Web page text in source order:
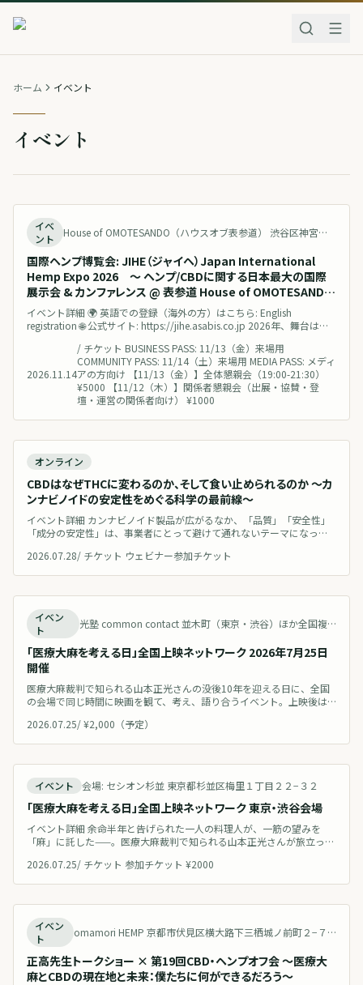
ホーム イベント
イベント
イベ
ント
House of OMOTESANDO（ハウスオブ表参道） 渋谷区神宮前５丁目３４−８ House of OMOTESANDO Japan 地図を見る
国際ヘンプ博覧会: JIHE（ジャイヘ）Japan International
Hemp Expo 2026 〜 ヘンプ/CBDに関する日本最大の国際
展示会 & カンファレンス @ 表参道 House of OMOTESANDO
〜
イベント詳細 🌍 英語での登録（海外の方）はこちら: English
registration 🌐 公式サイト: https://jihe.asabis.co.jp 2026年、舞台は東
スポが幕を開けます。2024年の改正大麻取締法等の施行を経て、日本
のヘンプ・CBD産業は制度に基づく市場形成が本格化する新たな変革
期へ。その
2026.11.14
/ チケット BUSINESS PASS: 11/13（金）来場用
COMMUNITY PASS: 11/14（土）来場用 MEDIA PASS: メディ
アの方向け 【11/13（金）】全体懇親会（19:00-21:30）
¥5000 【11/12（木）】関係者懇親会（出展・協賛・登
壇・運営の関係者向け） ¥1000
オンライン
CBDはなぜTHCに変わるのか、そして食い止められるのか 〜カ
ンナビノイドの安定性をめぐる科学の最前線〜
イベント詳細 カンナビノイド製品が広がるなか、「品質」「安全性」
「成分の安定性」は、事業者にとって避けて通れないテーマになって
携わる方であれば、一度は耳にしたことのある話だと思います。 で
それをどう抑え
2026.07.28/ チケット ウェビナー参加チケット
イベン
ト
光塾 common contact 並木町（東京・渋谷）ほか全国複数会場
「医療大麻を考える日」全国上映ネットワーク 2026年7月25日
開催
医療大麻裁判で知られる山本正光さんの没後10年を迎える日に、全国
の会場で同じ時間に映画を観て、考え、語り合うイベント。上映後は
2026.07.25/¥2,000（予定）
イベント 会場: セシオン杉並 東京都杉並区梅里１丁目２２−３２
「医療大麻を考える日」全国上映ネットワーク 東京・渋谷会場
イベント詳細 余命半年と告げられた一人の料理人が、一筋の望みを
「麻」に託した——。医療大麻裁判で知られる山本正光さんが旅立っ
場が同じ時間に同じ映画を観て、ZOOMでつながり、語り合う一日「医
このページは東京
2026.07.25/ チケット 参加チケット ¥2000
イベン
ト
omamori HEMP 京都市伏見区横大路下三栖城ノ前町２−７ Japan 地図を見る
正高先生トークショー × 第19回CBD・ヘンプオフ会 〜医療大
麻とCBDの現在地と未来：僕たちに何ができるだろう〜